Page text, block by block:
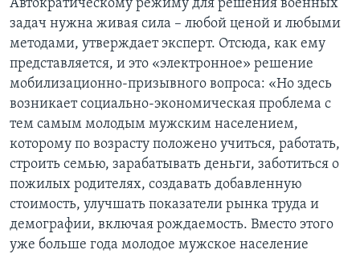
Автократическому режиму для решения военных
задач нужна живая сила – любой ценой и любыми
методами, утверждает эксперт. Отсюда, как ему
представляется, и это «электронное» решение
мобилизационно-призывного вопроса: «Но здесь
возникает социально-экономическая проблема с
тем самым молодым мужским населением,
которому по возрасту положено учиться, работать,
строить семью, зарабатывать деньги, заботиться о
пожилых родителях, создавать добавленную
стоимость, улучшать показатели рынка труда и
демографии, включая рождаемость. Вместо этого
уже больше года молодое мужское население